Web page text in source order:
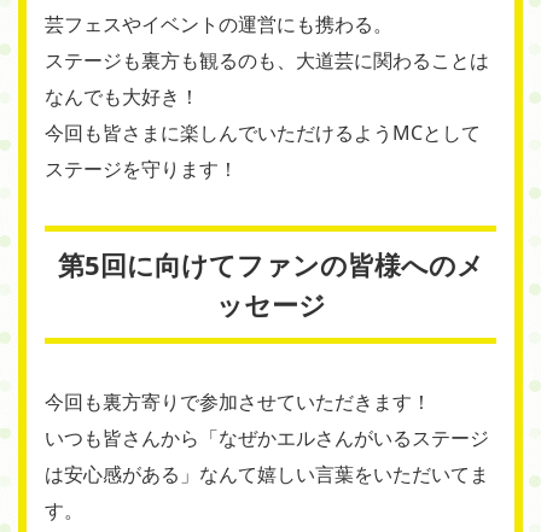
芸フェスやイベントの運営にも携わる。
ステージも裏方も観るのも、大道芸に関わることは
なんでも大好き！
今回も皆さまに楽しんでいただけるようMCとして
ステージを守ります！
第5回に向けてファンの皆様へのメ
ッセージ
今回も裏方寄りで参加させていただきます！
いつも皆さんから「なぜかエルさんがいるステージ
は安心感がある」なんて嬉しい言葉をいただいてま
す。